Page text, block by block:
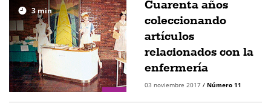
3min
Cuarenta años
coleccionando
artículos
relacionados con la
enfermería
03 noviembre 2017 / Número 11